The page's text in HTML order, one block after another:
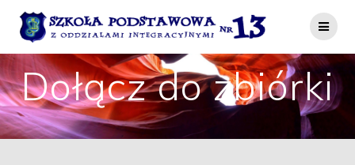
do
treści
Dołącz do zbiórki